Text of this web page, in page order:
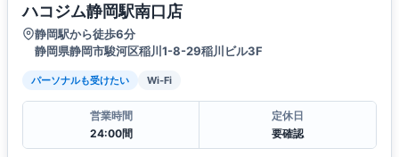
ハコジム静岡駅南口店
静岡駅から徒歩6分
静岡県静岡市駿河区稲川1-8-29稲川ビル3F
パーソナルも受けたい Wi-Fi
営業時間
24:00間
定休日
要確認